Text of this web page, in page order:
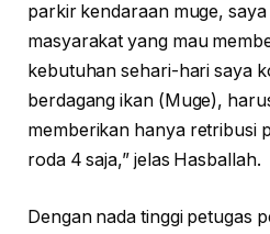
parkir kendaraan muge,
masyarakat yang mau
kebutuhan sehari-hari saya
berdagang ikan (Muge),
memberikan hanya retribusi
roda 4 saja,” jelas Hasballah.
Dengan nada tinggi petugas